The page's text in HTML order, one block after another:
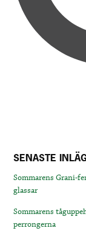
SENASTE
Sommarens Grani-
glassar
Sommarens
perrongerna